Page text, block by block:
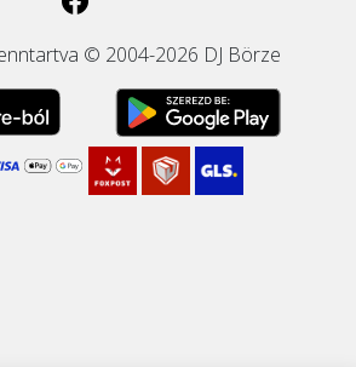
© 2004-2026 DJ Börze